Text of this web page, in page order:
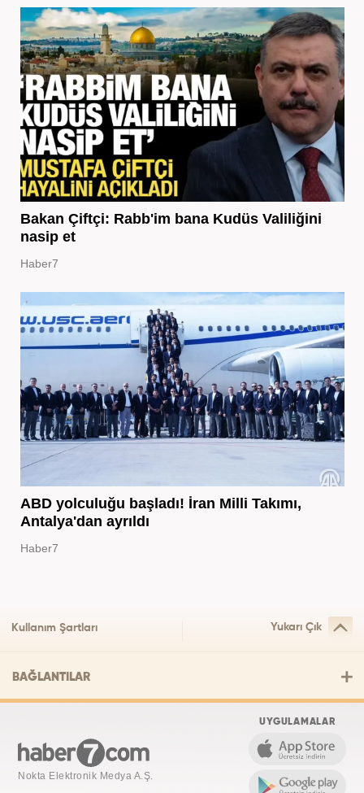
Bakan Çiftçi: Rabb'im bana Kudüs Valiliğini
nasip et
Haber7
ABD yolculuğu başladı! İran Milli Takımı,
Antalya'dan ayrıldı
Haber7
Kullanım Şartları Yukarı Çık
BAĞLANTILAR
Nokta Elektronik Medya A.Ş.
UYGULAMALAR